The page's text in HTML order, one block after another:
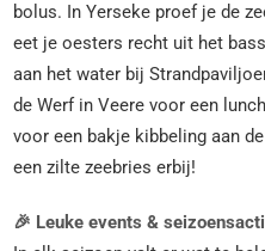
bolus. In Yerseke proef je de
eet je oesters recht uit het
aan het water bij
de Werf in Veere voor een
voor een bakje kibbeling aan
een zilte zeebries erbij!
🎉 Leuke events &